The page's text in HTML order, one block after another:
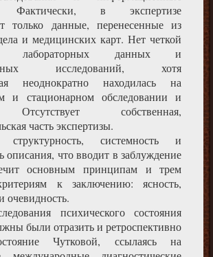
Фактически, в экспертизе
только данные, перенесенные из
и медицинских карт. Нет четкой
лабораторных данных и
исследований, хотя
неоднократно находилась на
и стационарном обследовании и
собственная,
часть экспертизы.
структурность, системность и
описания, что вводит в заблуждение
основным принципам и трем
к заключению: ясность,
очевидность.
психического состояния
были отразить и ретроспективно
Чутковой, ссылаясь на